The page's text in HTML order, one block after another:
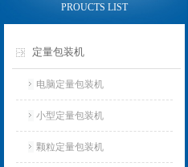
PROUCTS LIST
定量包装机
电脑定量包装机
小型定量包装机
颗粒定量包装机